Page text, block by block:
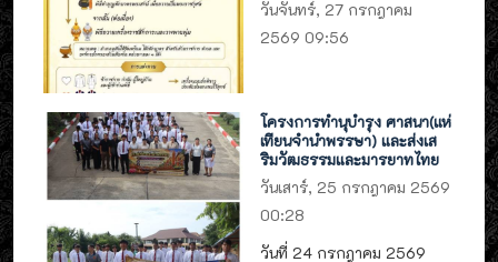
วันจันทร์, 27 กรกฎาคม
2569 09:56
โครงการทำนุบำรุง ศาสนา(แห่
เทียนจำนำพรรษา) และส่งเส
ริมวัฒธรรมและมารยาทไทย
วันเสาร์, 25 กรกฎาคม 2569
00:28
วันที่ 24 กรกฎาคม 2569